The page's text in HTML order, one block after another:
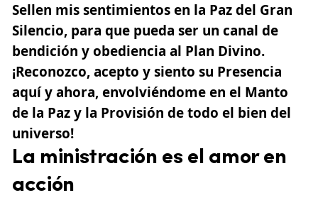
Sellen mis sentimientos en la Paz del Gran
Silencio, para que pueda ser un canal de
bendición y obediencia al Plan Divino.
¡Reconozco, acepto y siento su Presencia
aquí y ahora, envolviéndome en el Manto
de la Paz y la Provisión de todo el bien del
universo!
La ministración es el amor en
acción